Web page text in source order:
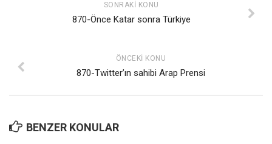
Yvonne Ridley
Leyla Şerif Emin
SONRAKI KONU
870-Önce Katar sonra Türkiye
ÖNCEKI KONU
870-Twitter’ın sahibi Arap Prensi
BENZER KONULAR